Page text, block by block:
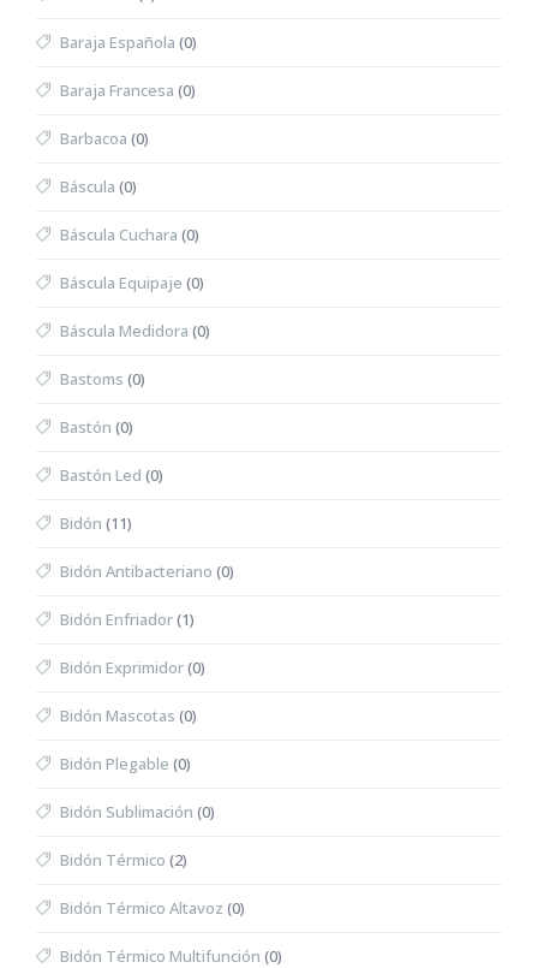
Baraja Española (0)
Baraja Francesa (0)
Barbacoa (0)
Báscula (0)
Báscula Cuchara (0)
Báscula Equipaje (0)
Báscula Medidora (0)
Bastoms (0)
Bastón (0)
Bastón Led (0)
Bidón (11)
Bidón Antibacteriano (0)
Bidón Enfriador(1)
Bidón Exprimidor(0)
Bidón Mascotas (0)
Bidón Plegable (0)
Bidón Sublimación (0)
Bidón Térmico (2)
Bidón Térmico Altavoz (0)
Bidón Térmico Multifunción (0)